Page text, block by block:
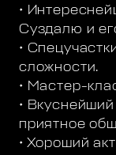
•
Суздалю и
•
сложности.
• Мастер-
•
приятное
• Хороший